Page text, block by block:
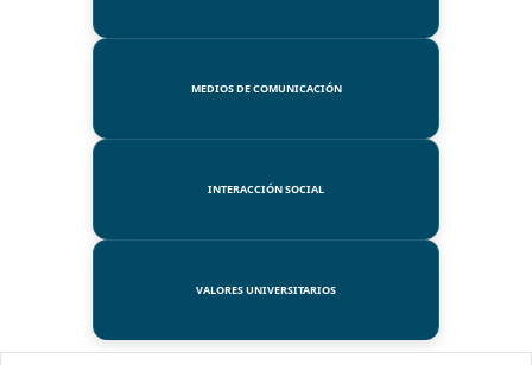
MEDIOS DE COMUNICACIÓN
INTERACCIÓN SOCIAL
VALORES UNIVERSITARIOS